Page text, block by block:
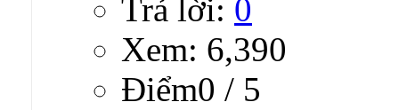
Trả lời: 0
Xem: 6,390
Ðiểm0 / 5